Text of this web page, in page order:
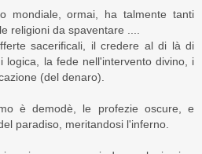
mondiale, ormai, ha talmente tanti
religioni da spaventare ....
sacerificali, il credere al di là di
logica, la fede nell'intervento divino, i
(del denaro).
è demodè, le profezie oscure, e
paradiso, meritandosi l'inferno.